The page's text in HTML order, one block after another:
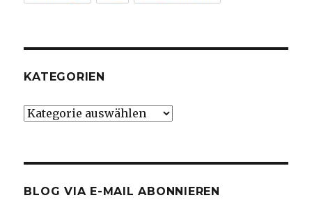
KATEGORIEN
Kategorien
BLOG VIA E-MAIL ABONNIEREN